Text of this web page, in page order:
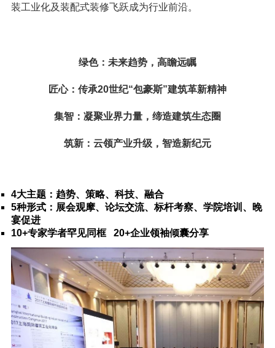
装工业化及装配式装修飞跃成为行业前沿。
绿色：未来趋势，高瞻远瞩
匠心：传承20世纪“包豪斯”建筑革新精神
集智：凝聚业界力量，缔造建筑生态圈
筑新：云领产业升级，智造新纪元
4大主题：趋势、策略、科技、融合
5种形式：展会观摩、论坛交流、标杆考察、学院培训、晚
宴促进
10+专家学者罕见同框 20+企业领袖倾囊分享